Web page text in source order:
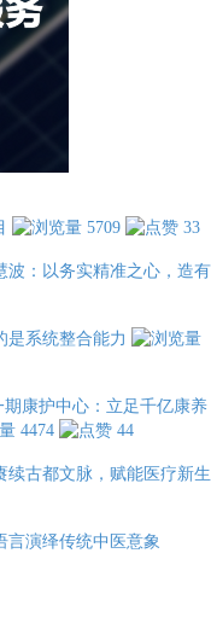
5709 33
波：以务实精准之心，造有
是系统整合能力
康护中心：立足千亿康养
4474 44
续古都文脉，赋能医疗新生
言演绎传统中医意象